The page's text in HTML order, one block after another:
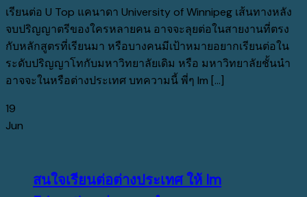
เรียนต่อ U Top แคนาดา University of Winnipeg เส้นทางหลัง
จบปริญญาตรีของใครหลายคน อาจจะลุยต่อในสายงานที่ตรง
กับหลักสูตรที่เรียนมา หรือบางคนมีเป้าหมายอยากเรียนต่อใน
ระดับปริญญาโทกับมหาวิทยาลัยเดิม หรือ มหาวิทยาลัยชั้นนำ
อาจจะในหรือต่างประเทศ บทความนี้ พี่ๆ Im [...]
19
Jun
สนใจเรียนต่อต่างประเทศ ให้ Im